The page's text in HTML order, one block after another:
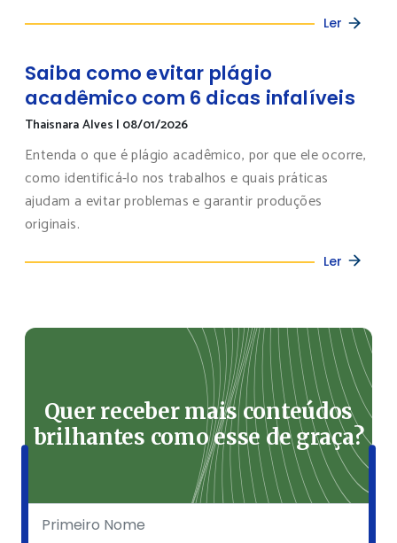
Ler
Saiba como evitar plágio
acadêmico com 6 dicas infalíveis
Thaisnara Alves | 08/01/2026
Entenda o que é plágio acadêmico, por que ele ocorre,
como identificá-lo nos trabalhos e quais práticas
ajudam a evitar problemas e garantir produções
originais.
Ler
Quer receber mais conteúdos
brilhantes como esse de graça?